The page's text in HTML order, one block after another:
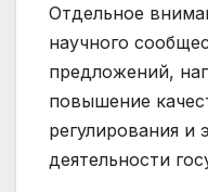
Отдельное
научного
предложений,
повышение
регулирования и
деятельности